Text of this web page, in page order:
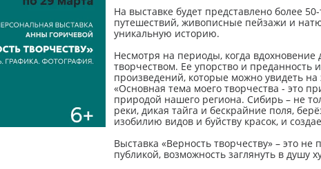
На выставке будет представлено более
путешествий, живописные пейзажи и
уникальную историю.
Несмотря на периоды, когда
творчеством. Ее упорство и преданность
произведений, которые можно увидеть
«Основная тема моего творчества - это
природой нашего региона. Сибирь – не
реки, дикая тайга и бескрайние поля,
изобилию видов и буйству красок, и
Выставка «Верность творчеству» – это
публикой, возможность заглянуть в душу